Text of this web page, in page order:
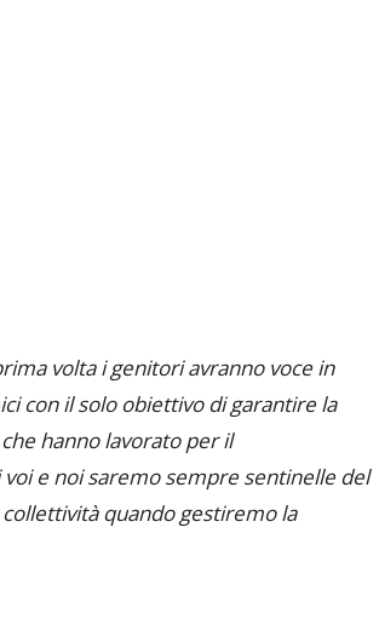
volta i genitori avranno voce in
con il solo obiettivo di garantire la
hanno lavorato per il
e noi saremo sempre sentinelle del
quando gestiremo la